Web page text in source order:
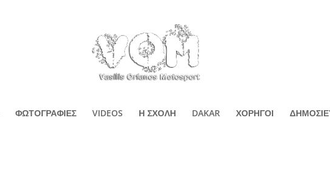
ΦΩΤΟΓΡΑΦΙΕΣ VIDEOS Η ΣΧΟΛΗ DAKAR ΧΟΡΗΓΟΙ